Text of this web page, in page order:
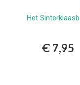
Het
€ 7,95